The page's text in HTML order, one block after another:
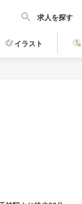
求人を探す
イラスト